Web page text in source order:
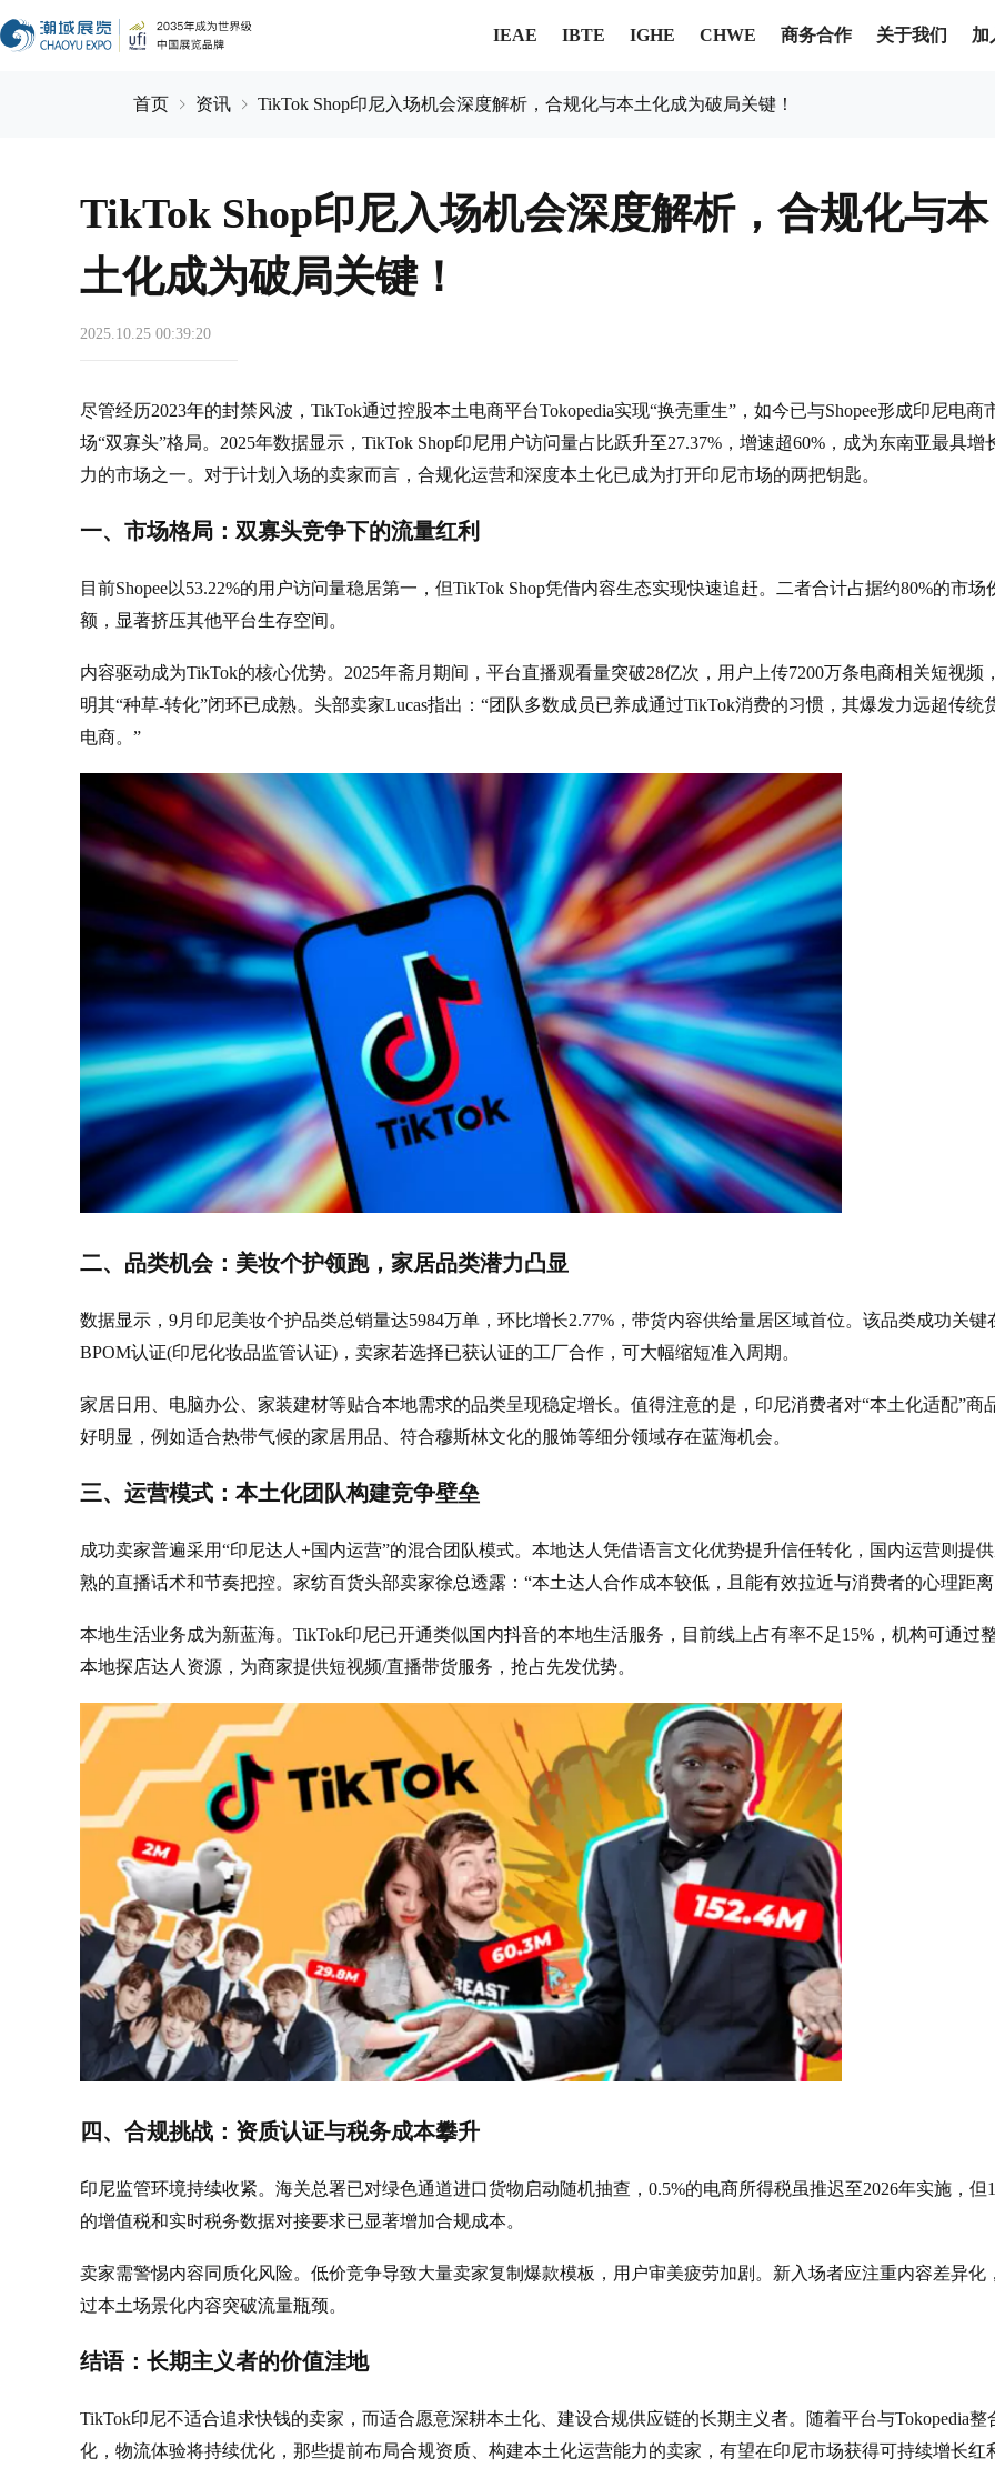
IEAE IBTE IGHE CHWE 商务合作 关于我们 加
首页 资讯 TikTok Shop印尼入场机会深度解析，合规化与本土化成为破局关键​！
TikTok Shop印尼入场机会深度解析，合规化与本
土化成为破局关键​！
2025.10.25 00:39:20
尽管经历2023年的封禁风波，TikTok通过控股本土电商平台Tokopedia实现“换壳重生”，如今已与Shopee形成印尼电商
场“双寡头”格局。2025年数据显示，TikTok Shop印尼用户访问量占比跃升至27.37%，增速超60%，成为东南亚最具增
力的市场之一。对于计划入场的卖家而言，合规化运营和深度本土化已成为打开印尼市场的两把钥匙。
一、市场格局：双寡头竞争下的流量红利
目前Shopee以53.22%的用户访问量稳居第一，但TikTok Shop凭借内容生态实现快速追赶。二者合计占据约80%的市场
额，显著挤压其他平台生存空间。
内容驱动成为TikTok的核心优势。2025年斋月期间，平台直播观看量突破28亿次，用户上传7200万条电商相关短视频
明其“种草-转化”闭环已成熟。头部卖家Lucas指出：“团队多数成员已养成通过TikTok消费的习惯，其爆发力远超传统
电商。”
二、品类机会：美妆个护领跑，家居品类潜力凸显
数据显示，9月印尼美妆个护品类总销量达5984万单，环比增长2.77%，带货内容供给量居区域首位。该品类成功关键
BPOM认证(印尼化妆品监管认证)，卖家若选择已获认证的工厂合作，可大幅缩短准入周期。
家居日用、电脑办公、家装建材等贴合本地需求的品类呈现稳定增长。值得注意的是，印尼消费者对“本土化适配”商
好明显，例如适合热带气候的家居用品、符合穆斯林文化的服饰等细分领域存在蓝海机会。
三、运营模式：本土化团队构建竞争壁垒
成功卖家普遍采用“印尼达人+国内运营”的混合团队模式。本地达人凭借语言文化优势提升信任转化，国内运营则提
熟的直播话术和节奏把控。家纺百货头部卖家徐总透露：“本土达人合作成本较低，且能有效拉近与消费者的心理距
本地生活业务成为新蓝海。TikTok印尼已开通类似国内抖音的本地生活服务，目前线上占有率不足15%，机构可通过
本地探店达人资源，为商家提供短视频/直播带货服务，抢占先发优势。
四、合规挑战：资质认证与税务成本攀升
印尼监管环境持续收紧。海关总署已对绿色通道进口货物启动随机抽查，0.5%的电商所得税虽推迟至2026年实施，但
的增值税和实时税务数据对接要求已显著增加合规成本。
卖家需警惕内容同质化风险。低价竞争导致大量卖家复制爆款模板，用户审美疲劳加剧。新入场者应注重内容差异化
过本土场景化内容突破流量瓶颈。
结语：长期主义者的价值洼地
TikTok印尼不适合追求快钱的卖家，而适合愿意深耕本土化、建设合规供应链的长期主义者。随着平台与Tokopedia整
化，物流体验将持续优化，那些提前布局合规资质、构建本土化运营能力的卖家，有望在印尼市场获得可持续增长红